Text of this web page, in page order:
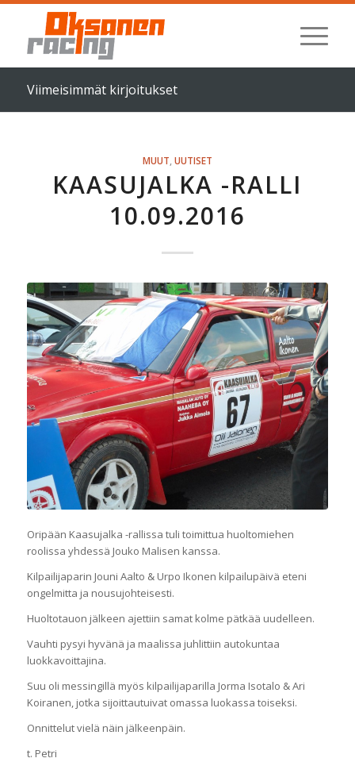
Viimeisimmät kirjoitukset
MUUT UUTISET
KAASUJALKA -RALLI
10.09.2016
Oripään Kaasujalka -rallissa tuli toimittua huoltomiehen
roolissa yhdessä Jouko Malisen kanssa.
Kilpailijaparin Jouni Aalto & Urpo Ikonen kilpailupäivä eteni
ongelmitta ja nousujohteisesti.
Huoltotauon jälkeen ajettiin samat kolme pätkää uudelleen.
Vauhti pysyi hyvänä ja maalissa juhlittiin autokuntaa
luokkavoittajina.
Suu oli messingillä myös kilpailijaparilla Jorma Isotalo & Ari
Koiranen, jotka sijoittautuivat omassa luokassa toiseksi.
Onnittelut vielä näin jälkeenpäin.
t. Petri